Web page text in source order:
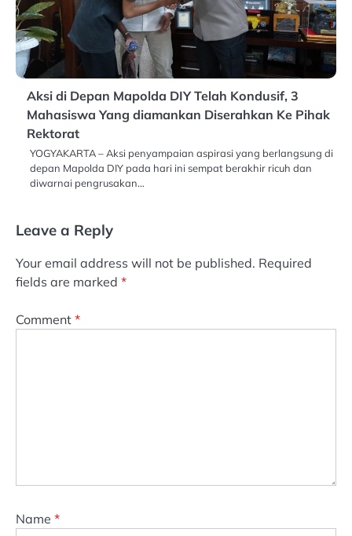
Aksi di Depan Mapolda DIY Telah Kondusif, 3
Mahasiswa Yang diamankan Diserahkan Ke Pihak
Rektorat
YOGYAKARTA – Aksi penyampaian aspirasi yang berlangsung di
depan Mapolda DIY pada hari ini sempat berakhir ricuh dan
diwarnai pengrusakan…
Leave a Reply
Your email address will not be published. Required
fields are marked *
Comment *
Name *